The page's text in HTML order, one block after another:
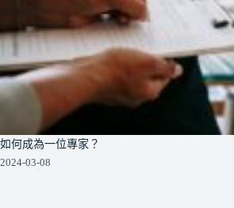
如何成為一位專家？
2024-03-08